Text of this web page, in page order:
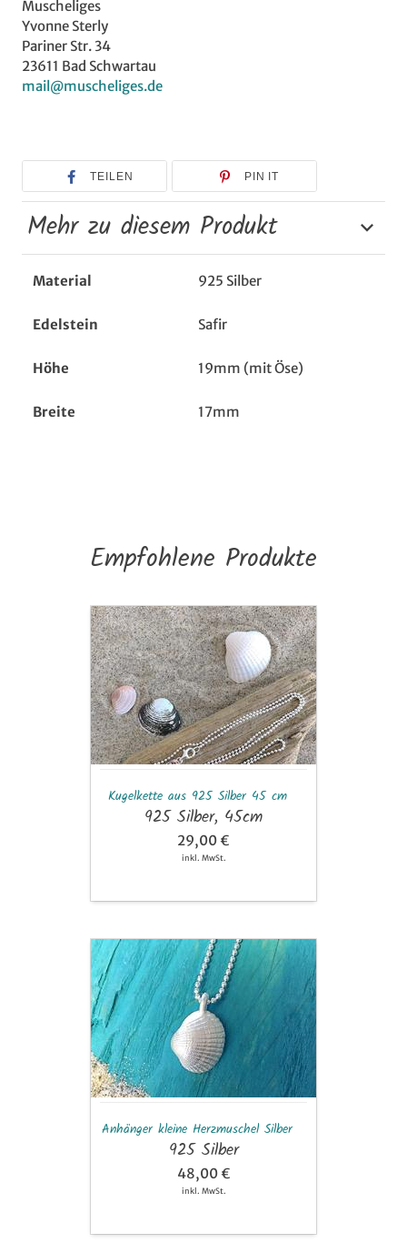
Muscheliges
Yvonne Sterly
Pariner Str. 34
23611 Bad Schwartau
mail@muscheliges.de
TEILEN PIN IT
Mehr zu diesem Produkt
Material 925 Silber
Edelstein Safir
Höhe 19mm (mit Öse)
Breite 17mm
Empfohlene Produkte
Kugelkette
aus
925
Silber
45
cm
Kugelkette aus 925 Silber 45 cm
925 Silber, 45cm
29,00 €
inkl. MwSt.
Anhänger
kleine
Herzmuschel
Silber
Anhänger kleine Herzmuschel Silber
925 Silber
48,00 €
inkl. MwSt.